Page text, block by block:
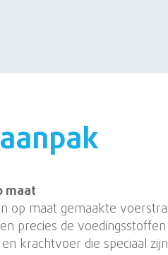
maat
op maat gemaakte
precies de
krachtvoer die speciaal